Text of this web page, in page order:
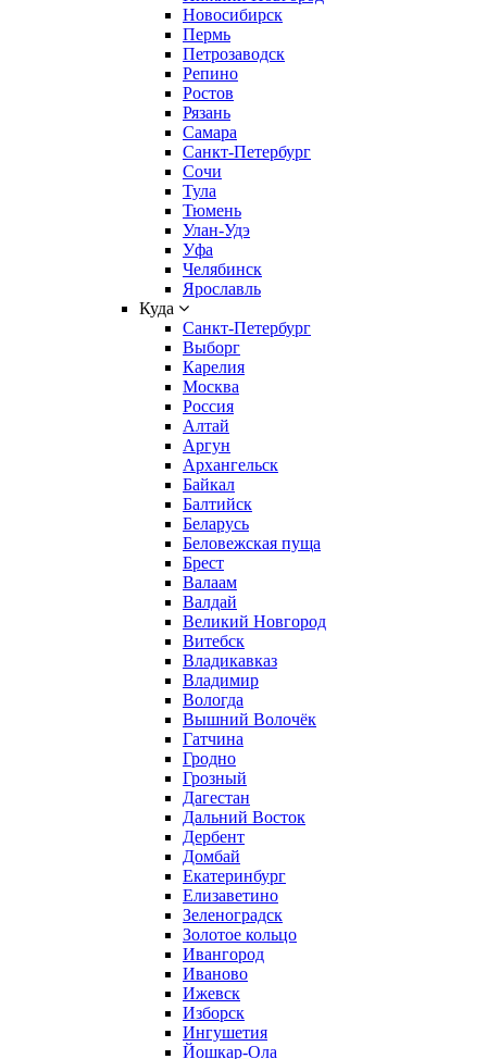
Новосибирск
Пермь
Петрозаводск
Репино
Ростов
Рязань
Самара
Санкт-Петербург
Сочи
Тула
Тюмень
Улан-Удэ
Уфа
Челябинск
Ярославль
Куда
Санкт-Петербург
Выборг
Карелия
Москва
Россия
Алтай
Аргун
Архангельск
Байкал
Балтийск
Беларусь
Беловежская пуща
Брест
Валаам
Валдай
Великий Новгород
Витебск
Владикавказ
Владимир
Вологда
Вышний Волочёк
Гатчина
Гродно
Грозный
Дагестан
Дальний Восток
Дербент
Домбай
Екатеринбург
Елизаветино
Зеленоградск
Золотое кольцо
Ивангород
Иваново
Ижевск
Изборск
Ингушетия
Йошкар-Ола